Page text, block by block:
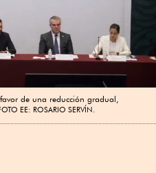
de una reducción gradual,
EE: ROSARIO SERVÍN.